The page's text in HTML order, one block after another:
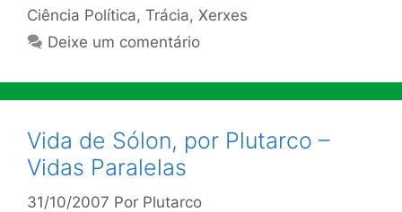
Ciência Política, Trácia, Xerxes
Deixe um comentário
Vida de Sólon, por Plutarco –
Vidas Paralelas
31/10/2007 Por Plutarco